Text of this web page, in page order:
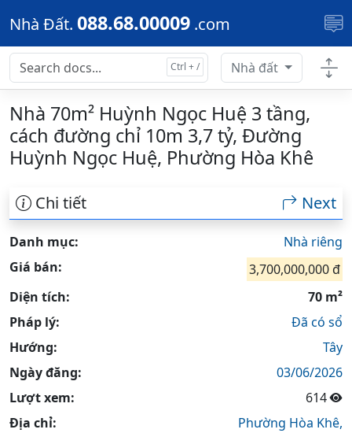
Skip to main content
Nhà Đất. 088.68.00009 .com
Nhà đất
Nhà 70m² Huỳnh Ngọc Huệ 3 tầng,
cách đường chỉ 10m 3,7 tỷ, Đường
Huỳnh Ngọc Huệ, Phường Hòa Khê
Chi tiết Next
Danh mục:
Nhà riêng
Giá bán:
3,700,000,000 đ
Diện tích:
70 m²
Pháp lý:
Đã có sổ
Hướng:
Tây
Ngày đăng:
03/06/2026
Lượt xem:
614
Địa chỉ:
Phường Hòa Khê,